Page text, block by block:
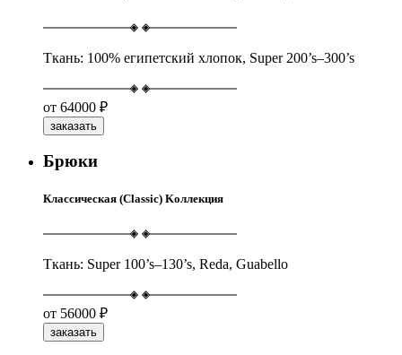
Ткань: 100% египетский хлопок, Super 200’s–300’s
от 64000 ₽
заказать
Брюки
Классическая (Classic) Kоллекция
Ткань: Super 100’s–130’s, Reda, Guabello
от 56000 ₽
заказать